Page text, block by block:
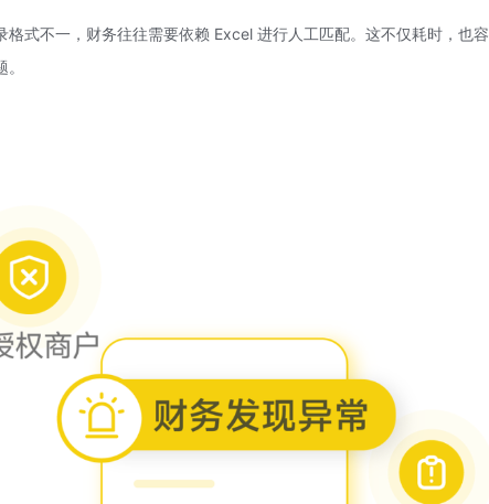
式不一，财务往往需要依赖 Excel 进行人工匹配。这不仅耗时，也容